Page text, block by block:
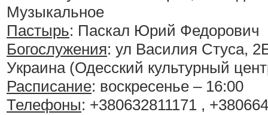
Музыкальное
Пастырь: Паскал Юрий Федорович
Богослужения: ул Василия Стуса,
Украина (Одесский культурный
Расписание: воскресенье – 16:00
Телефоны: +380632811171 ,